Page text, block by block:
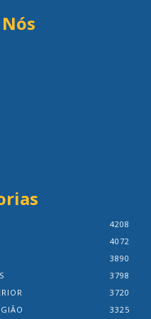
4208
4072
3890
3798
3720
3325